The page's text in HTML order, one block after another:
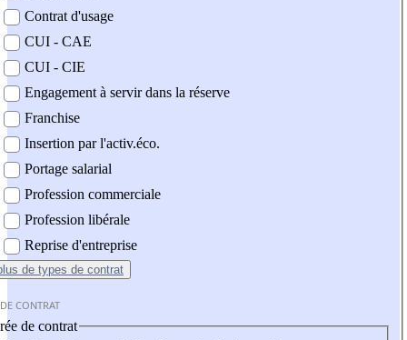
Contrat d'usage
CUI - CAE
CUI - CIE
Engagement à servir dans la réserve
Franchise
Insertion par l'activ.éco.
Portage salarial
Profession commerciale
Profession libérale
Reprise d'entreprise
de types de contrat
CONTRAT
de contrat